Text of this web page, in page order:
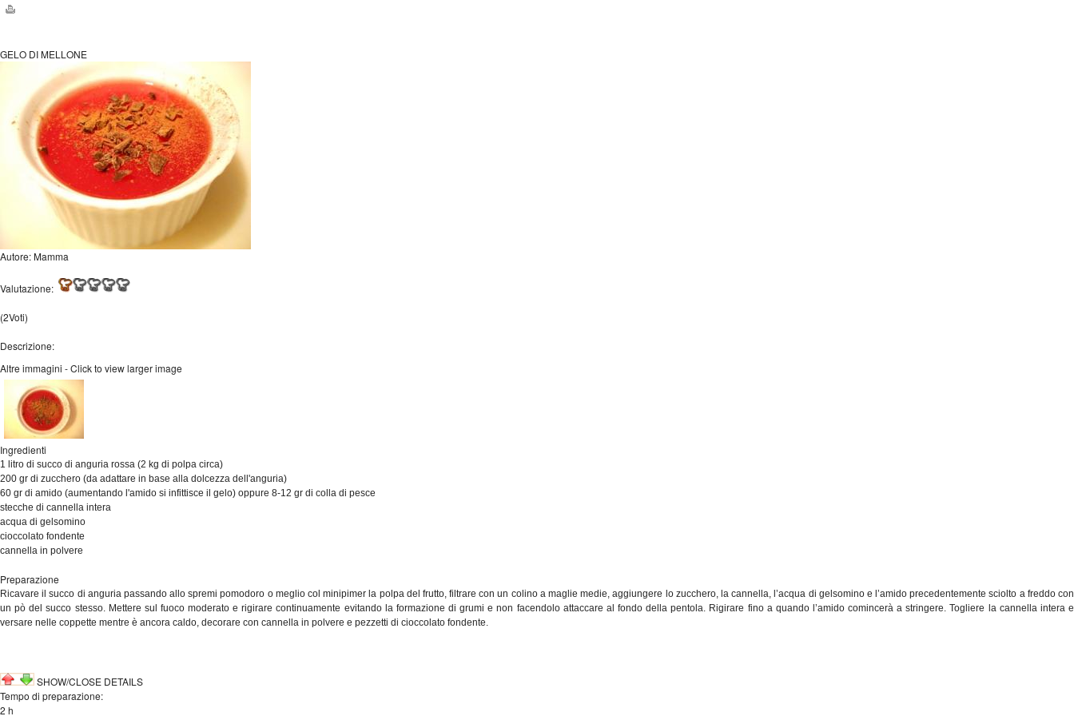
GELO DI MELLONE
Autore:Mamma
Valutazione:
(2Voti)
Descrizione:
Altre immagini - Click to view larger image
Ingredienti
1 litro di succo di anguria rossa (2 kg di polpa circa)
200 gr di zucchero (da adattare in base alla dolcezza dell'anguria)
60 gr di amido (aumentando l'amido si infittisce il gelo) oppure 8-12 gr di colla di pesce
stecche di cannella intera
acqua di gelsomino
cioccolato fondente
cannella in polvere
Preparazione
Ricavare il succo di anguria passando allo spremi pomodoro o meglio col minipimer la polpa del frutto, filtrare con un colino a maglie medie, aggiungere lo zucchero, la cannella, l’acqua di gelsomino e l’amido precedentemente sciolto a freddo con
un pò del succo stesso. Mettere sul fuoco moderato e rigirare continuamente evitando la formazione di grumi e non facendolo attaccare al fondo della pentola. Rigirare fino a quando l’amido comincerà a stringere. Togliere la cannella intera e
versare nelle coppette mentre è ancora caldo, decorare con cannella in polvere e pezzetti di cioccolato fondente.
SHOW/CLOSE DETAILS
Tempo di preparazione:
2 h